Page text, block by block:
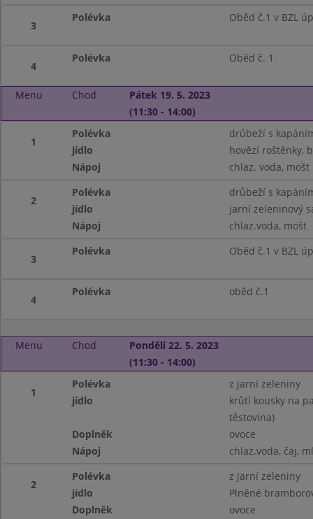
3
Polévka Oběd č.1 v BZL
4
Polévka Oběd č. 1
Menu Chod
Pátek 19. 5. 2023
(11:30 - 14:00)
1
Polévka
drůbeží s
jídlo
hovězí roštěnky,
Nápoj
chlaz. voda, mošt
2
Polévka
drůbeží s
jídlo
jarní zeleninový
Nápoj
chlaz.voda, mošt
3
Polévka Oběd č.1 v BZL
4
Polévka oběd č.1
Menu Chod
Pondělí 22. 5. 2023
(11:30 - 14:00)
1
Polévka
z jarní zeleniny
jídlo
krůtí kousky na
těstovina)
Doplněk
ovoce
Nápoj
chlaz.voda, čaj,
2
Polévka
z jarní zeleniny
jídlo
Plněné
Doplněk
ovoce